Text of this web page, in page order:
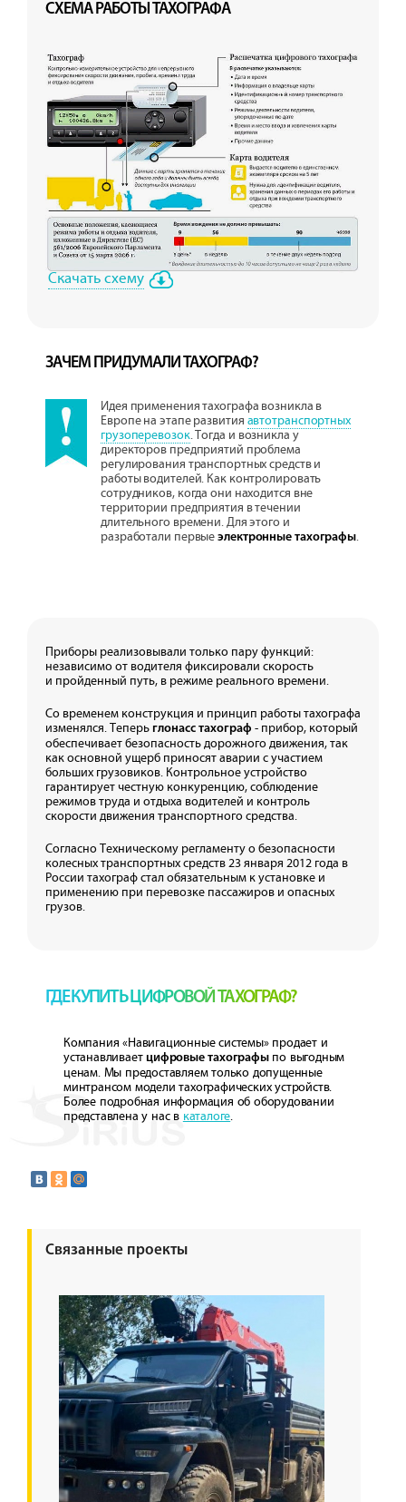
СХЕМА РАБОТЫ ТАХОГРАФА
Скачать схему
ЗАЧЕМ ПРИДУМАЛИ ТАХОГРАФ?
Идея применения тахографа возникла в
Европе на этапе развития автотранспортных
грузоперевозок. Тогда и возникла у
директоров предприятий проблема
регулирования транспортных средств и
работы водителей. Как контролировать
сотрудников, когда они находится вне
территории предприятия в течении
длительного времени. Для этого и
разработали первыеэлектронные тахографы.
Приборы реализовывали только пару функций:
независимо от водителя фиксировали скорость
и пройденный путь, в режиме реального времени.
Со временем конструкция и принцип работы тахографа
изменялся. Теперь глонасс тахограф - прибор, который
обеспечивает безопасность дорожного движения, так
как основной ущерб приносят аварии с участием
больших грузовиков. Контрольное устройство
гарантирует честную конкуренцию, соблюдение
режимов труда и отдыха водителей и контроль
скорости движения транспортного средства.
Согласно Техническому регламенту о безопасности
колесных транспортных средств 23 января 2012 года в
России тахограф стал обязательным к установке и
применению при перевозке пассажиров и опасных
грузов.
ГДЕ КУПИТЬ ЦИФРОВОЙ ТАХОГРАФ?
Компания «Навигационные системы» продает и
устанавливает цифровые тахографыпо выгодным
ценам. Мы предоставляем только допущенные
минтрансом модели тахографических устройств.
Более подробная информация об оборудовании
представлена у нас в каталоге.
Связанные проекты